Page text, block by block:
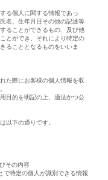
る個人に関する情報であっ
名、生年月日その他の記述等
ることができるもの、及び他
とができ、それにより特定の
ることとなるものをいいま
た際にお客様の個人情報を収
目的を明記の上、適法かつ公
以下の通りです。
その内容
で特定の個人が識別できる情報